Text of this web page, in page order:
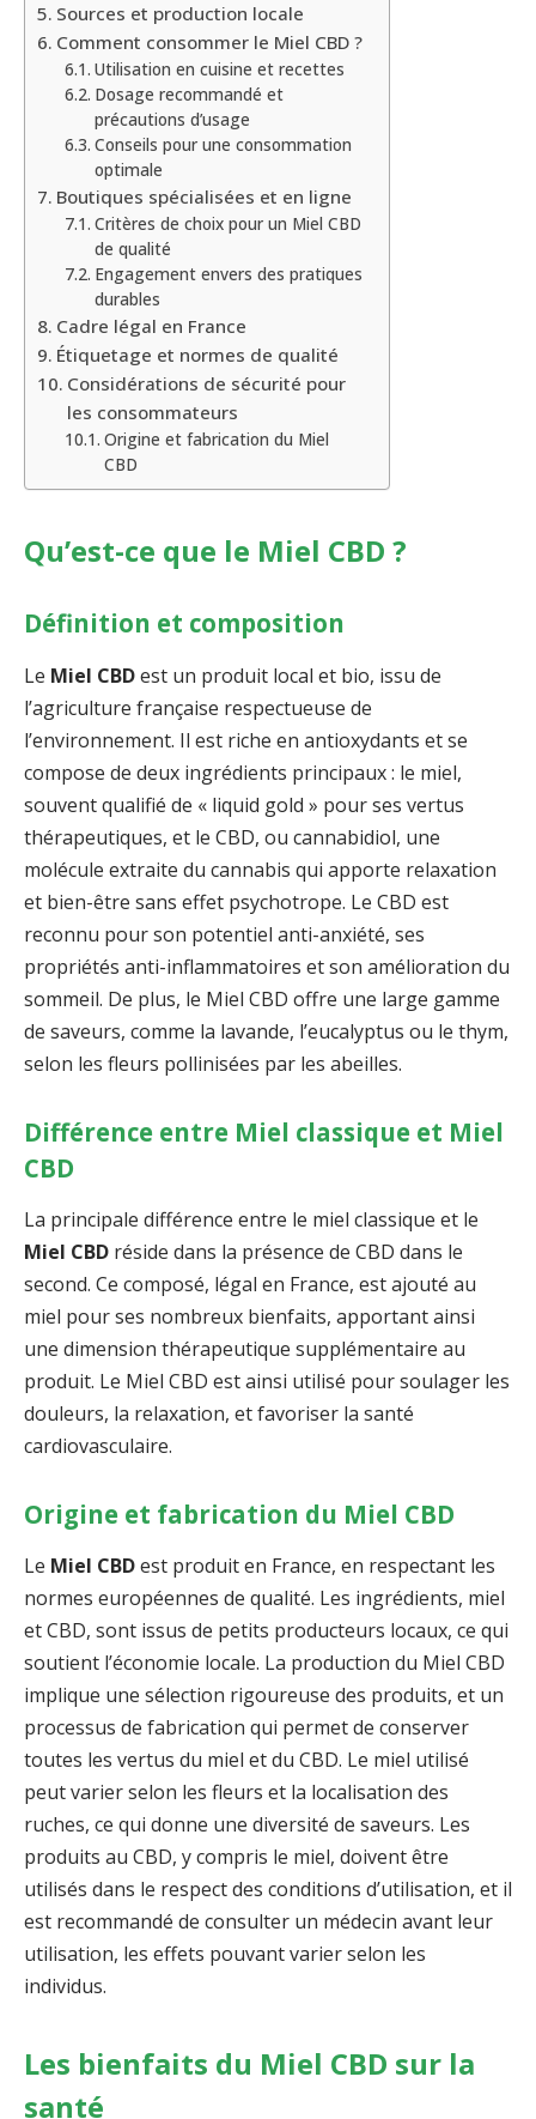
Sources et production locale
Comment consommer le Miel CBD ?
Utilisation en cuisine et recettes
Dosage recommandé et
précautions d’usage
Conseils pour une consommation
optimale
Boutiques spécialisées et en ligne
Critères de choix pour un Miel CBD
de qualité
Engagement envers des pratiques
durables
Cadre légal en France
Étiquetage et normes de qualité
Considérations de sécurité pour
les consommateurs
Origine et fabrication du Miel
CBD
Qu’est-ce que le Miel CBD ?
Définition et composition
Le Miel CBDest un produit local et bio, issu de
l’agriculture française respectueuse de
l’environnement. Il est riche en antioxydants et se
compose de deux ingrédients principaux : le miel,
souvent qualifié de « liquid gold » pour ses vertus
thérapeutiques, et le CBD, ou cannabidiol, une
molécule extraite du cannabis qui apporte relaxation
et bien-être sans effet psychotrope. Le CBD est
reconnu pour son potentiel anti-anxiété, ses
propriétés anti-inflammatoires et son amélioration du
sommeil. De plus, le Miel CBD offre une large gamme
de saveurs, comme la lavande, l’eucalyptus ou le thym,
selon les fleurs pollinisées par les abeilles.
Différence entre Miel classique et Miel
CBD
La principale différence entre le miel classique et le
Miel CBD réside dans la présence de CBD dans le
second. Ce composé, légal en France, est ajouté au
miel pour ses nombreux bienfaits, apportant ainsi
une dimension thérapeutique supplémentaire au
produit. Le Miel CBD est ainsi utilisé pour soulager les
douleurs, la relaxation, et favoriser la santé
cardiovasculaire.
Origine et fabrication du Miel CBD
Le Miel CBDest produit en France, en respectant les
normes européennes de qualité. Les ingrédients, miel
et CBD, sont issus de petits producteurs locaux, ce qui
soutient l’économie locale. La production du Miel CBD
implique une sélection rigoureuse des produits, et un
processus de fabrication qui permet de conserver
toutes les vertus du miel et du CBD. Le miel utilisé
peut varier selon les fleurs et la localisation des
ruches, ce qui donne une diversité de saveurs. Les
produits au CBD, y compris le miel, doivent être
utilisés dans le respect des conditions d’utilisation, et il
est recommandé de consulter un médecin avant leur
utilisation, les effets pouvant varier selon les
individus.
Les bienfaits du Miel CBD sur la
santé